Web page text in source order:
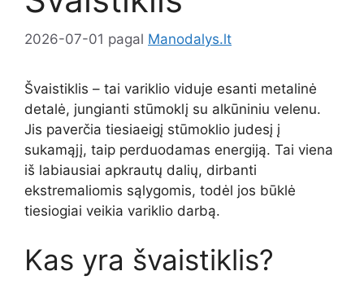
2026-07-01 pagal Manodalys.lt
Švaistiklis – tai variklio viduje esanti metalinė
detalė, jungianti stūmoklį su alkūniniu velenu.
Jis paverčia tiesiaeigį stūmoklio judesį į
sukamąjį, taip perduodamas energiją. Tai viena
iš labiausiai apkrautų dalių, dirbanti
ekstremaliomis sąlygomis, todėl jos būklė
tiesiogiai veikia variklio darbą.
Kas yra švaistiklis?